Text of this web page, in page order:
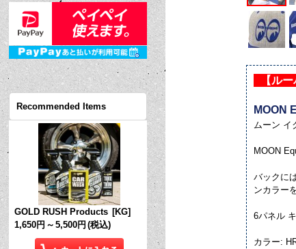
Recommended Items
GOLD RUSH Products [KG]
1,650円 ～ 5,500円 (税込)
【ル
MOON
ムーン イ
MOON
バックに
ンカラー
6パネル
カラー: